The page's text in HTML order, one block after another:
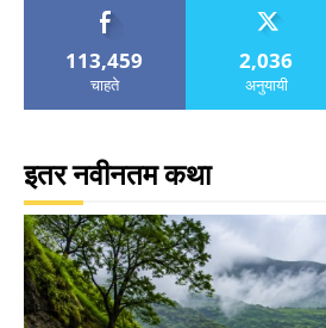
113,459
चाहते
2,036
अनुयायी
इतर नवीनतम कथा